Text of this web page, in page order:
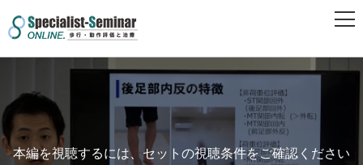
本編を視聴するには、セットの視聴条件をご確認ください